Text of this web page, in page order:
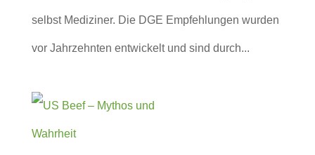
selbst Mediziner. Die DGE Empfehlungen wurden
vor Jahrzehnten entwickelt und sind durch...